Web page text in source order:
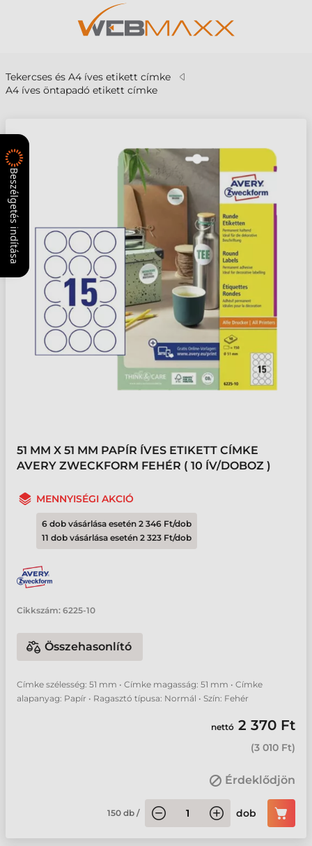
Tekercses és A4 íves etikett címke
A4 íves öntapadó etikett címke
51 MM X 51 MM PAPÍR ÍVES ETIKETT CÍMKE
AVERY ZWECKFORM FEHÉR ( 10 ÍV/DOBOZ )
MENNYISÉGI AKCIÓ
6 dob vásárlása esetén 2 346 Ft/dob
11 dob vásárlása esetén 2 323 Ft/dob
Cikkszám: 6225-10
Összehasonlító
Címke szélesség: 51 mm • Címke magasság: 51 mm • Címke
alapanyag: Papír • Ragasztó típusa: Normál • Szín: Fehér
nettó 2 370 Ft
(3 010 Ft)
Érdeklődjön
150 db / dob
Beszélgetés indítása